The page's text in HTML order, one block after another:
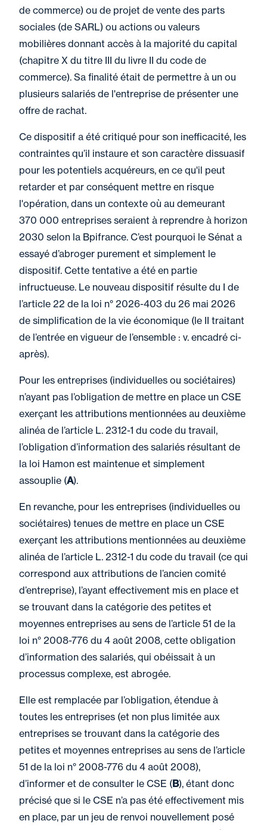
de commerce) ou de projet de vente des parts
sociales (de SARL) ou actions ou valeurs
mobilières donnant accès à la majorité du capital
(chapitre X du titre III du livre II du code de
commerce). Sa finalité était de permettre à un ou
plusieurs salariés de l'entreprise de présenter une
offre de rachat.
Ce dispositif a été critiqué pour son inefficacité, les
contraintes qu’il instaure et son caractère dissuasif
pour les potentiels acquéreurs, en ce qu'il peut
retarder et par conséquent mettre en risque
l'opération, dans un contexte où au demeurant
370 000 entreprises seraient à reprendre à horizon
2030 selon la Bpifrance. C’est pourquoi le Sénat a
essayé d’abroger purement et simplement le
dispositif. Cette tentative a été en partie
infructueuse. Le nouveau dispositif résulte du I de
l’article 22 de la loi n° 2026-403 du 26 mai 2026
de simplification de la vie économique (le II traitant
de l’entrée en vigueur de l’ensemble : v. encadré ci-
après).
Pour les entreprises (individuelles ou sociétaires)
n’ayant pas l’obligation de mettre en place un CSE
exerçant les attributions mentionnées au deuxième
alinéa de l’article L. 2312-1 du code du travail,
l’obligation d’information des salariés résultant de
la loi Hamon est maintenue et simplement
assouplie (A).
En revanche, pour les entreprises (individuelles ou
sociétaires) tenues de mettre en place un CSE
exerçant les attributions mentionnées au deuxième
alinéa de l’article L. 2312-1 du code du travail (ce qui
correspond aux attributions de l’ancien comité
d’entreprise), l’ayant effectivement mis en place et
se trouvant dans la catégorie des petites et
moyennes entreprises au sens de l’article 51 de la
loi n° 2008-776 du 4 août 2008, cette obligation
d’information des salariés, qui obéissait à un
processus complexe, est abrogée.
Elle est remplacée par l’obligation, étendue à
toutes les entreprises (et non plus limitée aux
entreprises se trouvant dans la catégorie des
petites et moyennes entreprises au sens de l’article
51 de la loi n° 2008-776 du 4 août 2008),
d’informer et de consulter le CSE (B), étant donc
précisé que si le CSE n’a pas été effectivement mis
en place, par un jeu de renvoi nouvellement posé